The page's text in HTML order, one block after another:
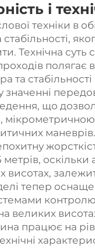
і
техніки в
Технічна суть
полягає
та
що
метрів,
висотах,
тепер
контролю
великих
працює на